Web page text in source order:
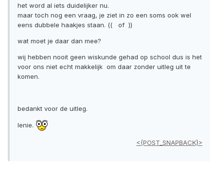
het word al iets duidelijker nu.
maar toch nog een vraag, je ziet in zo een soms ook wel
eens dubbele haakjes staan. (( of ))
wat moet je daar dan mee?
wij hebben nooit geen wiskunde gehad op school dus is het
voor ons niet echt makkelijk om daar zonder uitleg uit te
komen.
bedankt voor de uitleg.
lenie.
<{POST_SNAPBACK}>